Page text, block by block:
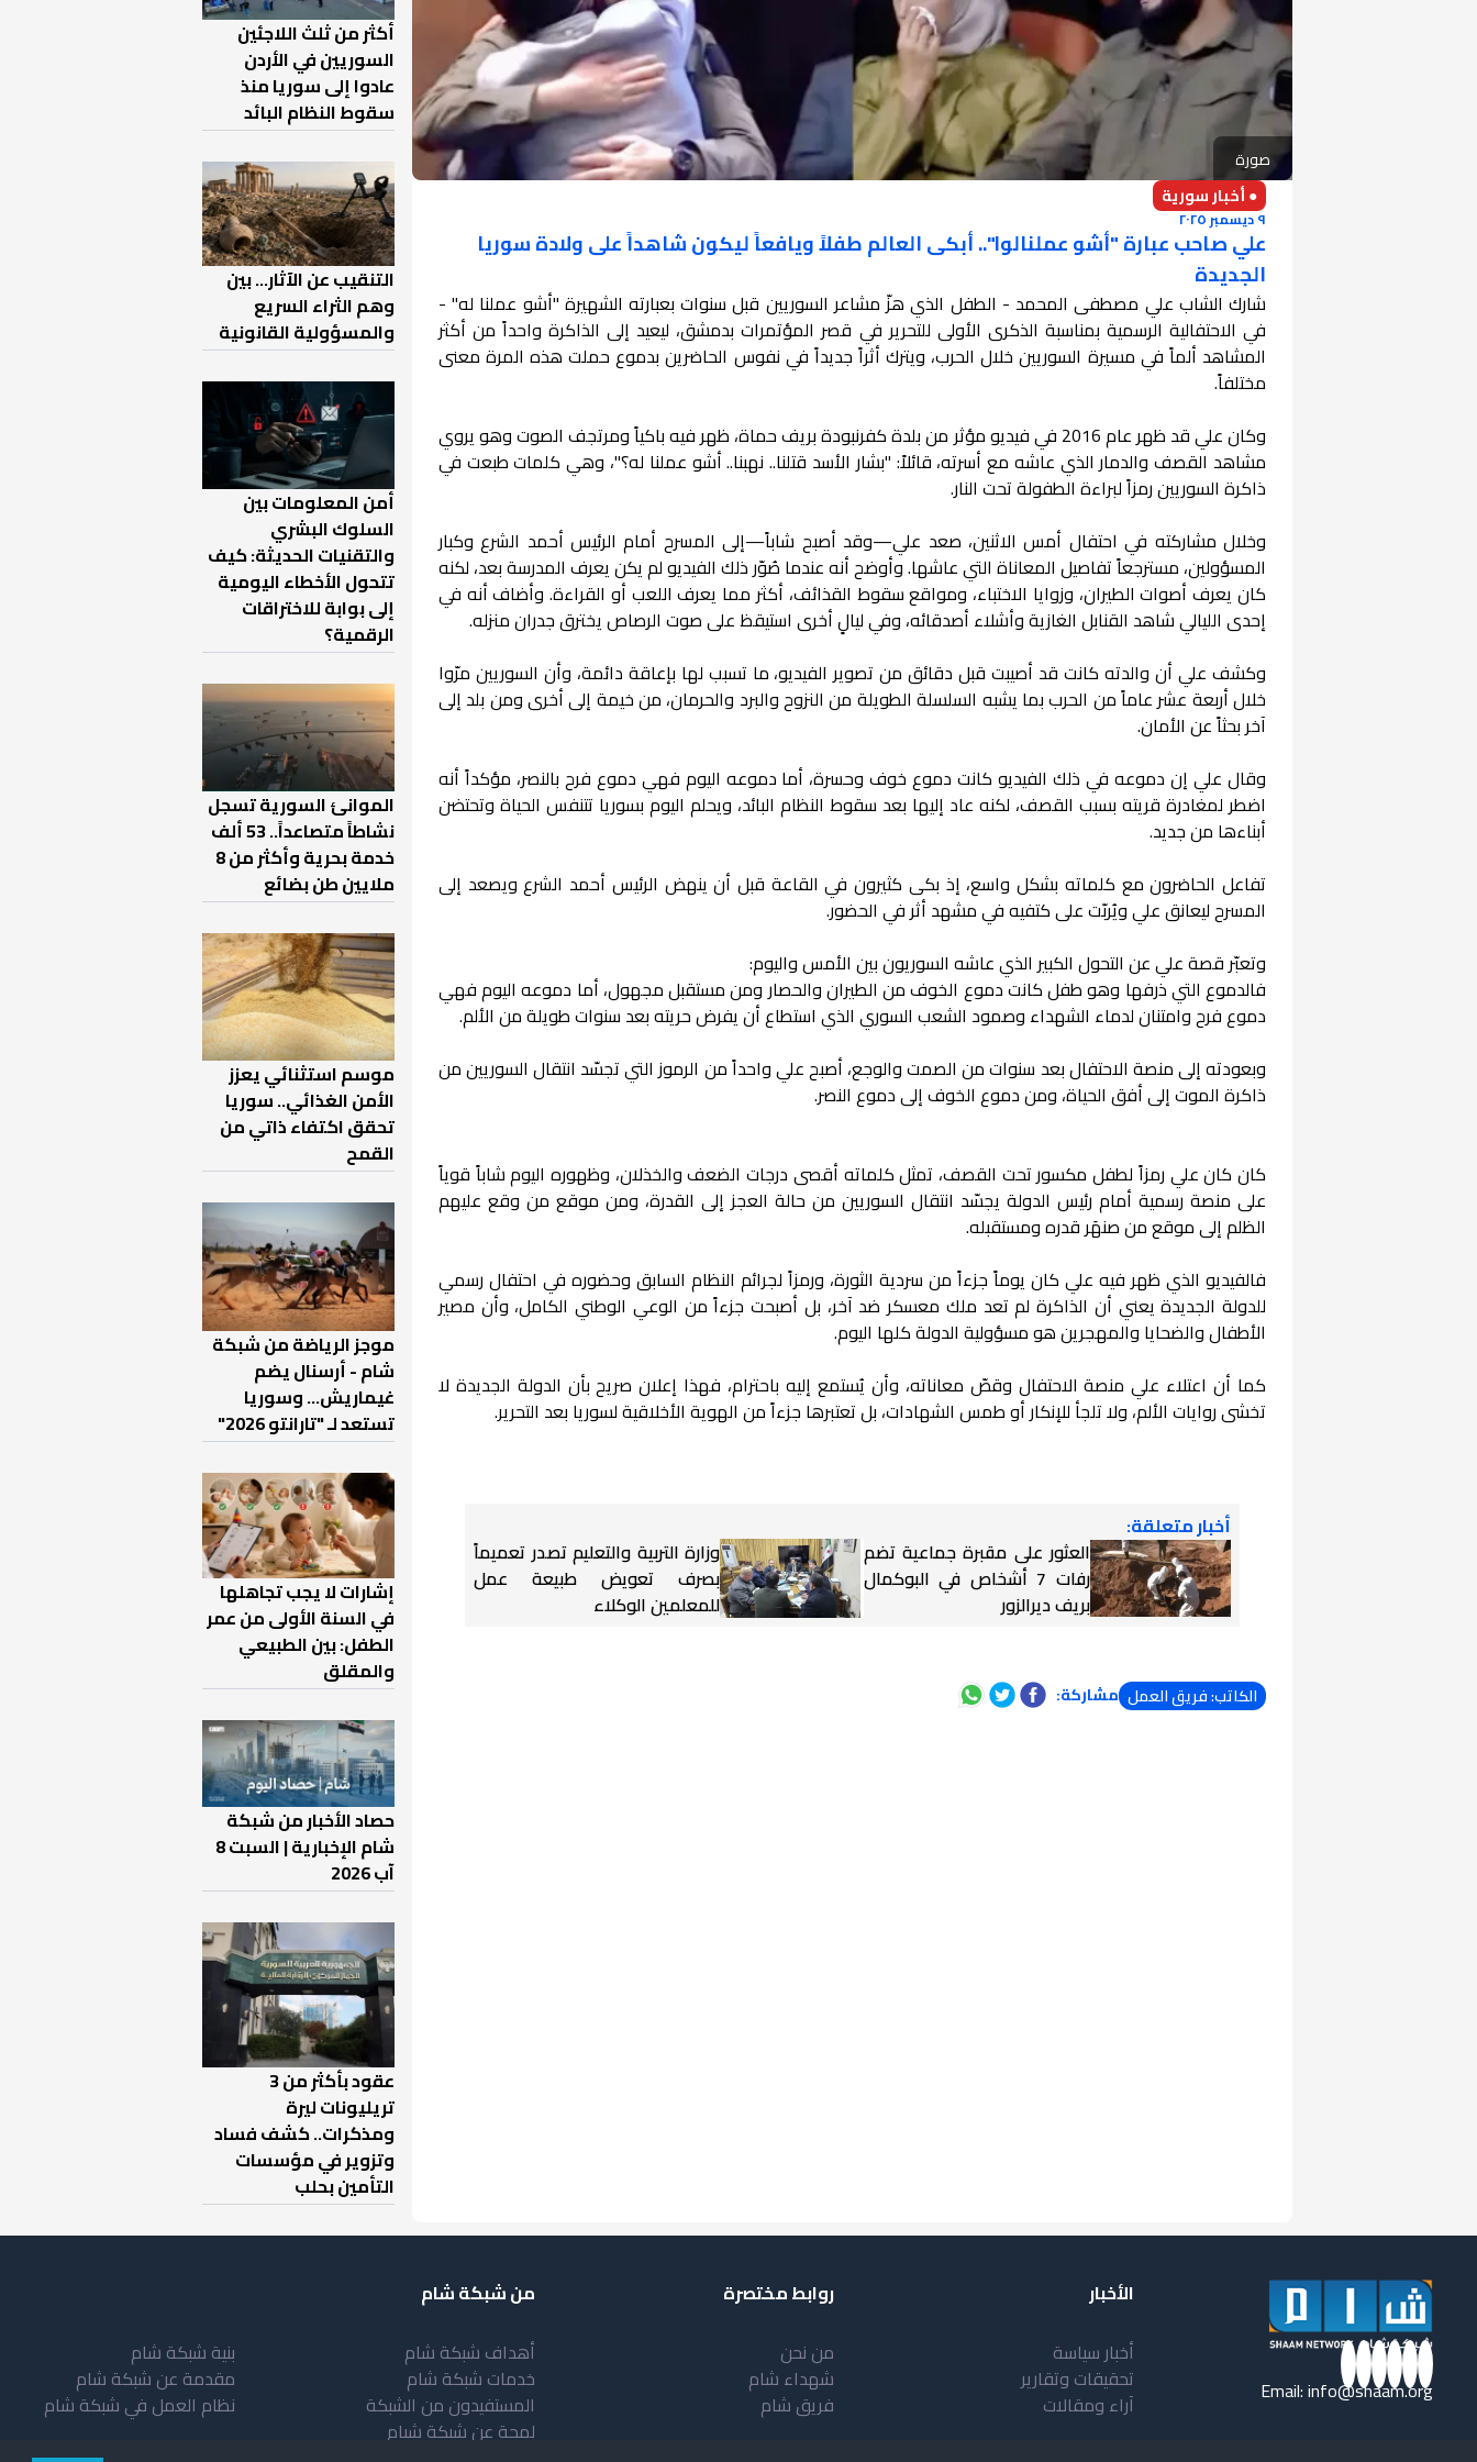
صورة
● أخبار سورية
٩ ديسمبر ٢٠٢٥
علي صاحب عبارة "أشو عملنالوا".. أبكى العالم طفلاً ويافعاً ليكون شاهداً على ولادة سوريا
الجديدة
شارك الشاب علي مصطفى المحمد - الطفل الذي هزّ مشاعر السوريين قبل سنوات بعبارته الشهيرة "أشو عملنا له" -
في الاحتفالية الرسمية بمناسبة الذكرى الأولى للتحرير في قصر المؤتمرات بدمشق، ليعيد إلى الذاكرة واحداً من أكثر
المشاهد ألماً في مسيرة السوريين خلال الحرب، ويترك أثراً جديداً في نفوس الحاضرين بدموع حملت هذه المرة معنى
مختلفاً.
وكان علي قد ظهر عام 2016 في فيديو مؤثر من بلدة كفرنبودة بريف حماة، ظهر فيه باكياً ومرتجف الصوت وهو يروي
مشاهد القصف والدمار الذي عاشه مع أسرته، قائلاً: "بشار الأسد قتلنا.. نهبنا.. أشو عملنا له؟"، وهي كلمات طبعت في
ذاكرة السوريين رمزاً لبراءة الطفولة تحت النار.
وخلال مشاركته في احتفال أمس الاثنين، صعد علي—وقد أصبح شاباً—إلى المسرح أمام الرئيس أحمد الشرع وكبار
المسؤولين، مسترجعاً تفاصيل المعاناة التي عاشها. وأوضح أنه عندما صُوّر ذلك الفيديو لم يكن يعرف المدرسة بعد، لكنه
كان يعرف أصوات الطيران، وزوايا الاختباء، ومواقع سقوط القذائف، أكثر مما يعرف اللعب أو القراءة. وأضاف أنه في
إحدى الليالي شاهد القنابل الغازية وأشلاء أصدقائه، وفي ليالٍ أخرى استيقظ على صوت الرصاص يخترق جدران منزله.
وكشف علي أن والدته كانت قد أصيبت قبل دقائق من تصوير الفيديو، ما تسبب لها بإعاقة دائمة، وأن السوريين مرّوا
خلال أربعة عشر عاماً من الحرب بما يشبه السلسلة الطويلة من النزوح والبرد والحرمان، من خيمة إلى أخرى ومن بلد إلى
آخر بحثاً عن الأمان.
وقال علي إن دموعه في ذلك الفيديو كانت دموع خوف وحسرة، أما دموعه اليوم فهي دموع فرح بالنصر، مؤكداً أنه
اضطر لمغادرة قريته بسبب القصف، لكنه عاد إليها بعد سقوط النظام البائد، ويحلم اليوم بسوريا تتنفس الحياة وتحتضن
أبناءها من جديد.
تفاعل الحاضرون مع كلماته بشكل واسع، إذ بكى كثيرون في القاعة قبل أن ينهض الرئيس أحمد الشرع ويصعد إلى
المسرح ليعانق علي ويُربّت على كتفيه في مشهد أثر في الحضور.
وتعبّر قصة علي عن التحول الكبير الذي عاشه السوريون بين الأمس واليوم:
فالدموع التي ذرفها وهو طفل كانت دموع الخوف من الطيران والحصار ومن مستقبل مجهول، أما دموعه اليوم فهي
دموع فرح وامتنان لدماء الشهداء وصمود الشعب السوري الذي استطاع أن يفرض حريته بعد سنوات طويلة من الألم.
وبعودته إلى منصة الاحتفال بعد سنوات من الصمت والوجع، أصبح علي واحداً من الرموز التي تجسّد انتقال السوريين من
ذاكرة الموت إلى أفق الحياة، ومن دموع الخوف إلى دموع النصر.
كان كان علي رمزاً لطفل مكسور تحت القصف، تمثل كلماته أقصى درجات الضعف والخذلان، وظهوره اليوم شاباً قوياً
على منصة رسمية أمام رئيس الدولة يجسّد انتقال السوريين من حالة العجز إلى القدرة، ومن موقع من وقع عليهم
الظلم إلى موقع من صنهَر قدره ومستقبله.
فالفيديو الذي ظهر فيه علي كان يوماً جزءاً من سردية الثورة، ورمزاً لجرائم النظام السابق وحضوره في احتفال رسمي
للدولة الجديدة يعني أن الذاكرة لم تعد ملك معسكر ضد آخر، بل أصبحت جزءاً من الوعي الوطني الكامل، وأن مصير
الأطفال والضحايا والمهجرين هو مسؤولية الدولة كلها اليوم.
كما أن اعتلاء علي منصة الاحتفال وقصّ معاناته، وأن يُستمع إليه باحترام، فهذا إعلان صريح بأن الدولة الجديدة لا
تخشى روايات الألم، ولا تلجأ للإنكار أو طمس الشهادات، بل تعتبرها جزءاً من الهوية الأخلاقية لسوريا بعد التحرير.
أخبار متعلقة:
العثور على مقبرة جماعية تضم
رفات 7 أشخاص في البوكمال
بريف ديرالزور
وزارة التربية والتعليم تصدر تعميماً
بصرف تعويض طبيعة عمل
للمعلمين الوكلاء
الكاتب: فريق العمل مشاركة:
أكثر من ثلث اللاجئين
السوريين في الأردن
عادوا إلى سوريا منذ
سقوط النظام البائد
التنقيب عن الآثار… بين
وهم الثراء السريع
والمسؤولية القانونية
أمن المعلومات بين
السلوك البشري
والتقنيات الحديثة: كيف
تتحول الأخطاء اليومية
إلى بوابة للاختراقات
الرقمية؟
الموانئ السورية تسجل
نشاطاً متصاعداً.. 53 ألف
خدمة بحرية وأكثر من 8
ملايين طن بضائع
موسم استثنائي يعزز
الأمن الغذائي.. سوريا
تحقق اكتفاء ذاتي من
القمح
موجز الرياضة من شبكة
شام - أرسنال يضم
غيماريش... وسوريا
تستعد لـ "تارانتو 2026"
إشارات لا يجب تجاهلها
في السنة الأولى من عمر
الطفل: بين الطبيعي
والمقلق
حصاد الأخبار من شبكة
شام الإخبارية | السبت 8
آب 2026
عقود بأكثر من 3
تريليونات ليرة
ومذكرات.. كشف فساد
وتزوير في مؤسسات
التأمين بحلب
Email:info@shaam.org
الأخبار
أخبار سياسة
تحقيقات وتقارير
آراء ومقالات
روابط مختصرة
من نحن
شهداء شام
فريق شام
من شبكة شام
أهداف شبكة شام
خدمات شبكة شام
المستفيدون من الشبكة
لمحة عن شبكة شبام
بنية شبكة شام
مقدمة عن شبكة شام
نظام العمل في شبكة شام